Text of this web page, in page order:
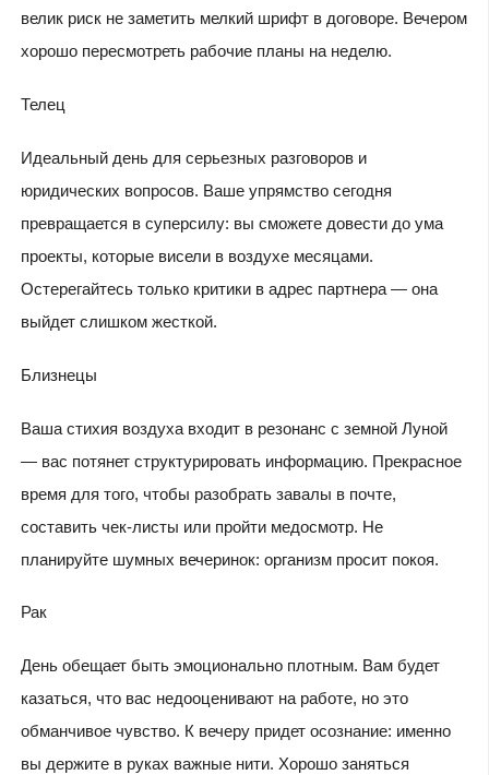
велик риск не заметить мелкий шрифт в договоре. Вечером
хорошо пересмотреть рабочие планы на неделю.
Телец
Идеальный день для серьезных разговоров и
юридических вопросов. Ваше упрямство сегодня
превращается в суперсилу: вы сможете довести до ума
проекты, которые висели в воздухе месяцами.
Остерегайтесь только критики в адрес партнера — она
выйдет слишком жесткой.
Близнецы
Ваша стихия воздуха входит в резонанс с земной Луной
— вас потянет структурировать информацию. Прекрасное
время для того, чтобы разобрать завалы в почте,
составить чек-листы или пройти медосмотр. Не
планируйте шумных вечеринок: организм просит покоя.
Рак
День обещает быть эмоционально плотным. Вам будет
казаться, что вас недооценивают на работе, но это
обманчивое чувство. К вечеру придет осознание: именно
вы держите в руках важные нити. Хорошо заняться